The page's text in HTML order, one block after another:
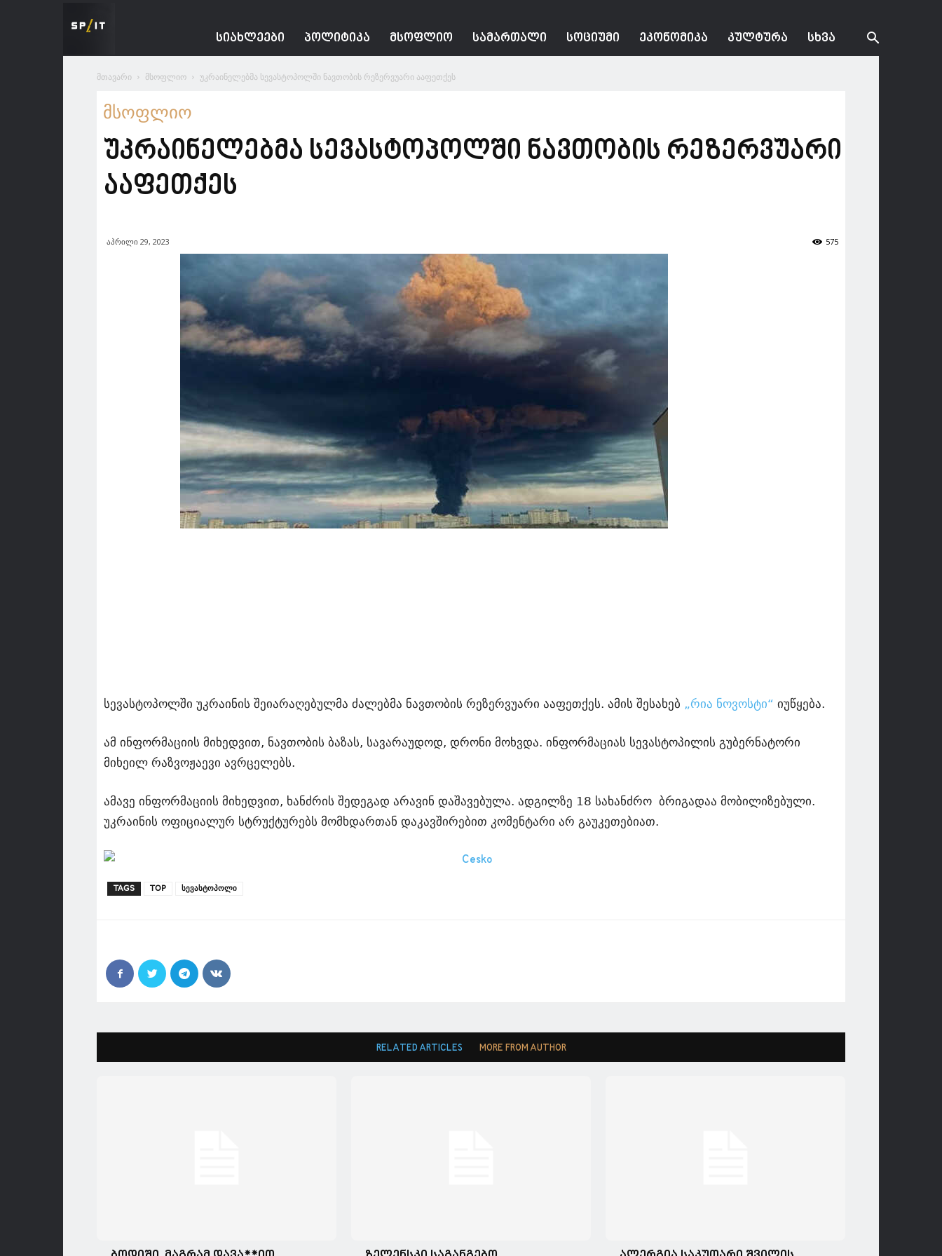
ᲡᲘᲐᲮᲚᲔᲔᲑᲘ ᲞᲝᲚᲘᲢᲘᲙᲐ ᲛᲡᲝᲤᲚᲘᲝ ᲡᲐᲛᲐᲠᲗᲐᲚᲘ ᲡᲝᲪᲘᲣᲛᲘ ᲔᲙᲝᲜᲝᲛᲘᲙᲐ ᲙᲣᲚᲢᲣᲠᲐ ᲡᲮᲕᲐ
მთავარი მსოფლიო უკრაინელებმა სევასტოპოლში ნავთობის რეზერვუარი ააფეთქეს
მსოფლიო
უკრაინელებმა სევასტოპოლში ნავთობის რეზერვუარი
ააფეთქეს
აპრილი 29, 2023 575
სევასტოპოლში უკრაინის შეიარაღებულმა ძალებმა ნავთობის რეზერვუარი ააფეთქეს. ამის შესახებ „რია ნოვოსტი“ იუწყება.
ამ ინფორმაციის მიხედვით, ნავთობის ბაზას, სავარაუდოდ, დრონი მოხვდა. ინფორმაციას სევასტოპილის გუბერნატორი
მიხეილ რაზვოჟაევი ავრცელებს.
ამავე ინფორმაციის მიხედვით, ხანძრის შედეგად არავინ დაშავებულა. ადგილზე 18 სახანძრო ბრიგადაა მობილიზებული.
უკრაინის ოფიციალურ სტრუქტურებს მომხდართან დაკავშირებით კომენტარი არ გაუკეთებიათ.
TAGS TOP სევასტოპოლი
RELATED ARTICLES MORE FROM AUTHOR